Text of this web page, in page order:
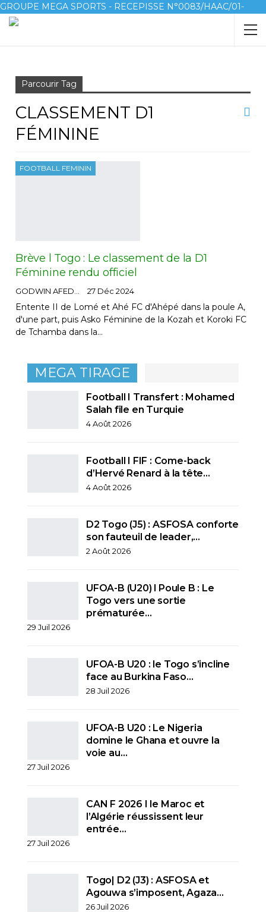
GROUPE MEGA SPORTS - RECEPISSE N°0083/HAAC/01-
2023/pl/P
Parcourir Tag
CLASSEMENT D1
FÉMININE
FOOTBALL FEMININ
Brève l Togo : Le classement de la D1
Féminine rendu officiel
27 Déc 2024
Entente II de Lomé et Ahé FC d'Ahépé dans la poule A,
d'une part, puis Asko Féminine de la Kozah et Koroki FC
de Tchamba dans la…
MEGA TIRAGE
Football I Transfert : Mohamed
Salah file en Turquie
4 Août 2026
Football I FIF : Come-back
d’Hervé Renard à la tête…
4 Août 2026
D2 Togo (J5) : ASFOSA conforte
son fauteuil de leader,…
2 Août 2026
UFOA-B (U20) l Poule B : Le
Togo vers une sortie
prématurée…
29 Juil 2026
UFOA-B U20 : le Togo s’incline
face au Burkina Faso…
28 Juil 2026
UFOA-B U20 : Le Nigeria
domine le Ghana et ouvre la
voie au…
27 Juil 2026
CAN F 2026 I le Maroc et
l’Algérie réussissent leur
entrée…
27 Juil 2026
Togo| D2 (J3) : ASFOSA et
Agouwa s’imposent, Agaza…
26 Juil 2026